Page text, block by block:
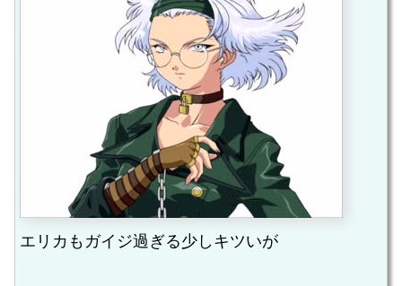
エリカもガイジ過ぎる少しキツいが